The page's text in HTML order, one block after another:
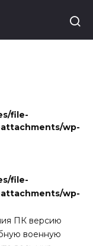
file-
wp-
file-
wp-
ПК версию
военную